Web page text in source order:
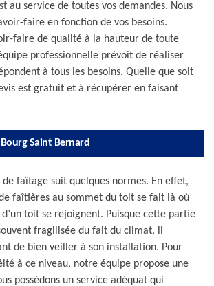
au service de toutes vos demandes. Nous
faire en fonction de vos besoins.
faire de qualité à la hauteur de toute
professionnelle prévoit de réaliser
à tous les besoins. Quelle que soit
est gratuit et à récupérer en faisant
Saint Bernard
de faîtage suit quelques normes. En effet,
faîtières au sommet du toit se fait là où
d’un toit se rejoignent. Puisque cette partie
fragilisée du fait du climat, il
de bien veiller à son installation. Pour
à ce niveau, notre équipe propose une
possédons un service adéquat qui